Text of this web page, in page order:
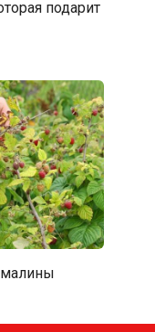
подарит
малины